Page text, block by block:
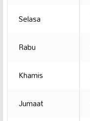
Selasa
Rabu
Khamis
Jumaat